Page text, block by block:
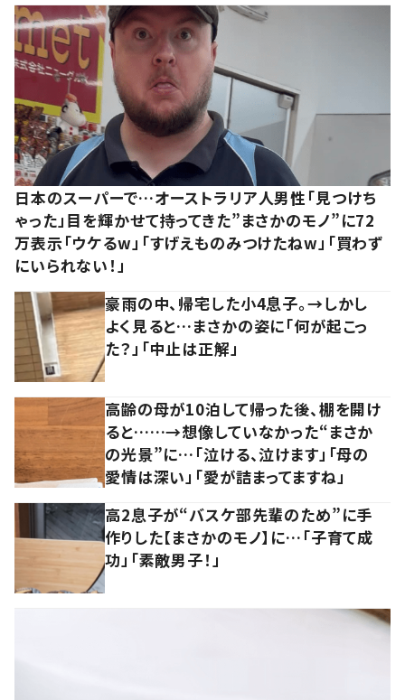
日本のスーパーで…オーストラリア人男性「見つけち
ゃった」目を輝かせて持ってきた”まさかのモノ”に72
万表示「ウケるw」「すげえものみつけたねw」「買わず
にいられない！」
豪雨の中、帰宅した小4息子。→しかし
よく見ると…まさかの姿に「何が起こっ
た？」「中止は正解」
高齢の母が10泊して帰った後、棚を開け
ると……→想像していなかった“まさか
の光景”に…「泣ける、泣けます」「母の
愛情は深い」「愛が詰まってますね」
高2息子が“バスケ部先輩のため”に手
作りした【まさかのモノ】に…「子育て成
功」「素敵男子！」